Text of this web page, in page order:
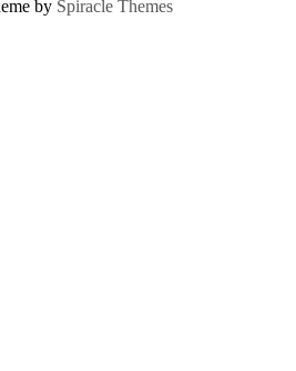
by Spiracle Themes